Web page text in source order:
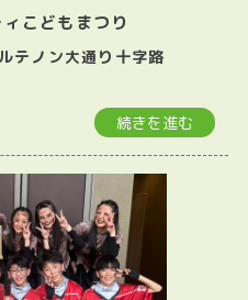
こどもまつり
ノン大通り十字路
続きを進む